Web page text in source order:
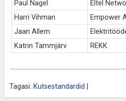
Paul Nagel
Eltel
Harri Vihman
Empower
Jaan Allem
Katrin Tammjärv
REKK
Tagasi: Kutsestandardid